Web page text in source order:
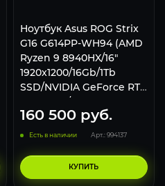
Ноутбук Asus ROG Strix
G16 G614PP-WH94 (AMD
Ryzen 9 8940HX/16"
1920x1200/16Gb/1Tb
SSD/NVIDIA GeForce RTX
5070 8Gb/Win 11 Home)
Gray
160 500руб.
Есть в наличии Арт.: 994137
КУПИТЬ